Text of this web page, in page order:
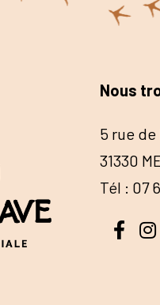
Nous
5 rue de
31330
Tél : 07